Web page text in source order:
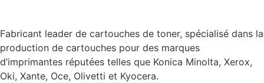
Fabricant leader de cartouches de toner, spécialisé dans la
production de cartouches pour des marques
d’imprimantes réputées telles que Konica Minolta, Xerox,
Oki, Xante, Oce, Olivetti et Kyocera.